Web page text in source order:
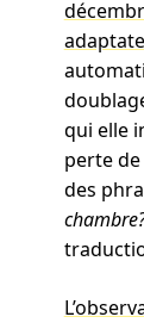
qui elle
perte
des